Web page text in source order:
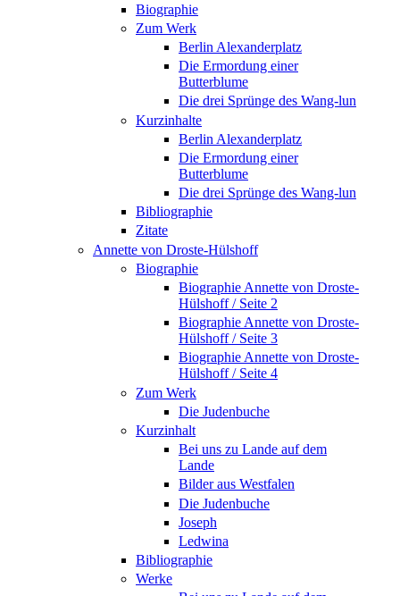
Biographie
Zum Werk
Berlin Alexanderplatz
Die Ermordung einer
Butterblume
Die drei Sprünge des Wang-lun
Kurzinhalte
Berlin Alexanderplatz
Die Ermordung einer
Butterblume
Die drei Sprünge des Wang-lun
Bibliographie
Zitate
Annette von Droste-Hülshoff
Biographie
Biographie Annette von Droste-
Hülshoff / Seite 2
Biographie Annette von Droste-
Hülshoff / Seite 3
Biographie Annette von Droste-
Hülshoff / Seite 4
Zum Werk
Die Judenbuche
Kurzinhalt
Bei uns zu Lande auf dem
Lande
Bilder aus Westfalen
Die Judenbuche
Joseph
Ledwina
Bibliographie
Werke